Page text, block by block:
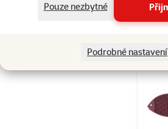
Pouze nezbytné
Podrobné nastavení